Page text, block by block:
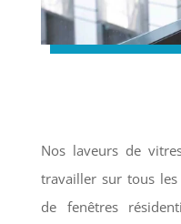
Nos laveurs de
travailler sur tous
de fenêtres